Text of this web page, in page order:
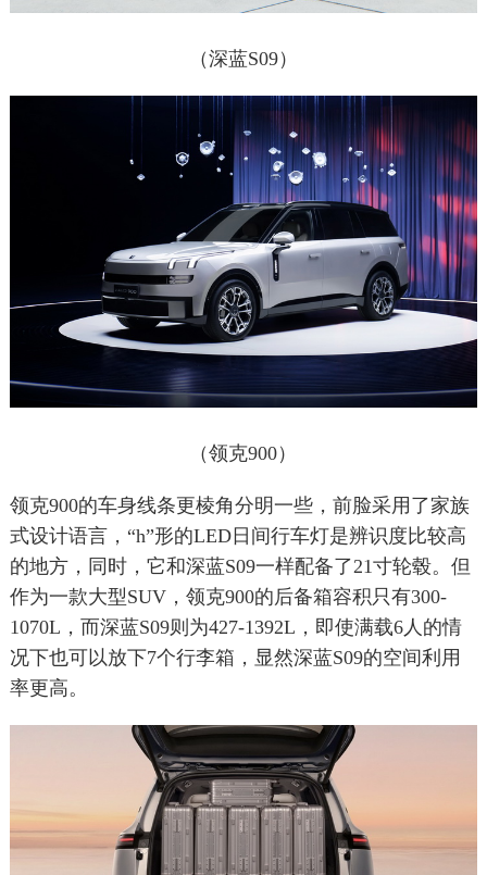
（深蓝S09）
（领克900）
领克900的车身线条更棱角分明一些，前脸采用了家族
式设计语言，“h”形的LED日间行车灯是辨识度比较高
的地方，同时，它和深蓝S09一样配备了21寸轮毂。但
作为一款大型SUV，领克900的后备箱容积只有300-
1070L，而深蓝S09则为427-1392L，即使满载6人的情
况下也可以放下7个行李箱，显然深蓝S09的空间利用
率更高。